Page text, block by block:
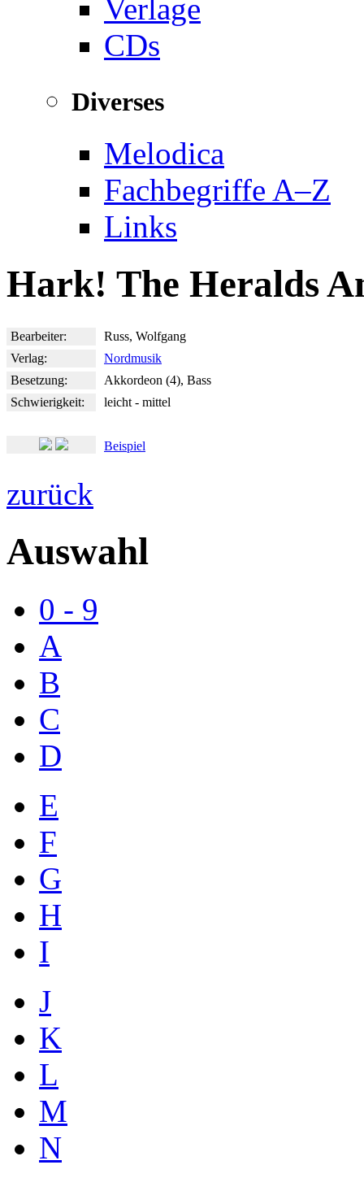
Verlage
CDs
Diverses
Melodica
Fachbegriffe A–Z
Links
Hark! The Heralds
Bearbeiter:
Russ, Wolfgang
Verlag:
Nordmusik
Besetzung:
Akkordeon (4), Bass
Schwierigkeit:
leicht - mittel
Beispiel
zurück
Auswahl
0 - 9
A
B
C
D
E
F
G
H
I
J
K
L
M
N